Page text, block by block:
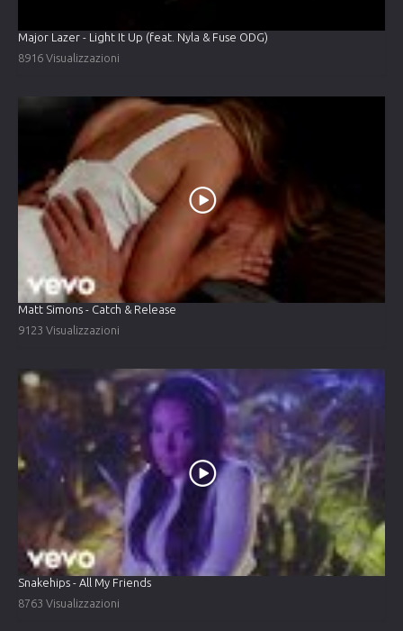
Major Lazer - Light It Up (feat. Nyla & Fuse ODG)
8916 Visualizzazioni
Matt Simons - Catch & Release
9123 Visualizzazioni
Snakehips - All My Friends
8763 Visualizzazioni